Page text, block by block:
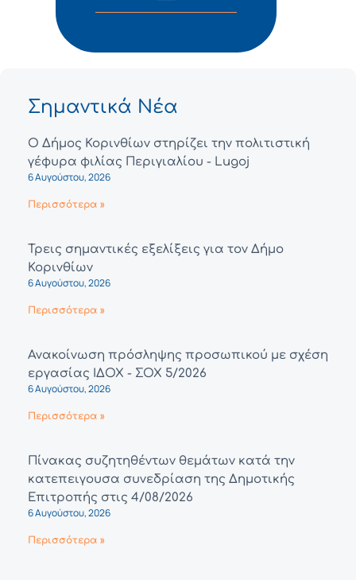
Σημαντικά Νέα
Ο Δήμος Κορινθίων στηρίζει την πολιτιστική
γέφυρα φιλίας Περιγιαλίου - Lugoj
6 Αυγούστου, 2026
Περισσότερα »
Τρεις σημαντικές εξελίξεις για τον Δήμο
Κορινθίων
6 Αυγούστου, 2026
Περισσότερα »
Ανακοίνωση πρόσληψης προσωπικού με σχέση
εργασίας ΙΔΟΧ - ΣΟΧ 5/2026
6 Αυγούστου, 2026
Περισσότερα »
Πίνακας συζητηθέντων θεμάτων κατά την
κατεπειγουσα συνεδρίαση της Δημοτικής
Επιτροπής στις 4/08/2026
6 Αυγούστου, 2026
Περισσότερα »